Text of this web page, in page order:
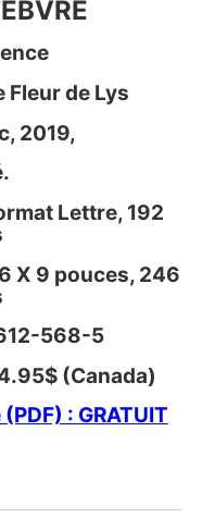
de Lys
2019,
Lettre, 192
X 9 pouces, 246
568-5
(Canada)
: GRATUIT